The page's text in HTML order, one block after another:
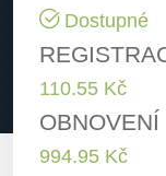
Dostupné
110.55 Kč
OBNOVENÍ
994.95 Kč